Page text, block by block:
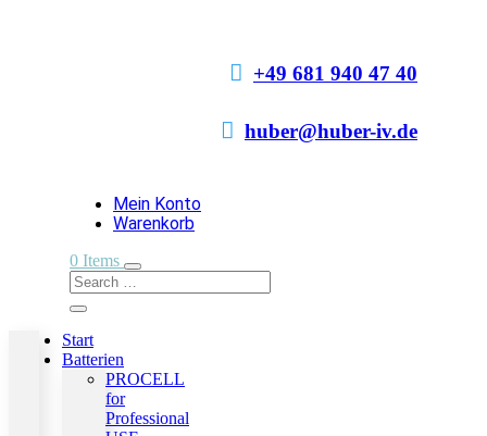
 +49 681 940 47 40
 huber@huber-iv.de
Mein Konto
Warenkorb
0 Items
Start
Batterien
PROCELL
for
Professional